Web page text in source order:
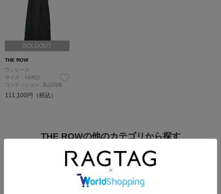
SOLDOUT
THE ROW
ワンピース
サイズ：6(M位)
コンディション: 新品同様
111,100円（税込）
THE ROWの他のカテゴリから探す
Tシャツ・カットソー シャツ ニット
ジャケット
シューズ